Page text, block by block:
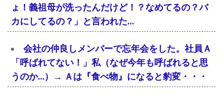
ょ！義祖母が洗ったんだけど！？なめてるの？バ
カにしてるの？」と言われた…
会社の仲良しメンバーで忘年会をした。社員Ａ
「呼ばれてない！」私（なぜ今年も呼ばれると思
うのか…）→ Ａは『食べ物』になると豹変・・・